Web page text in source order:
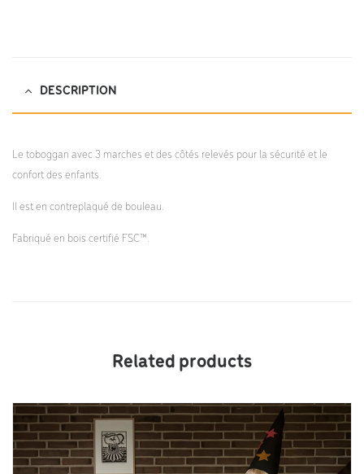
DESCRIPTION
Le toboggan avec 3 marches et des côtés relevés pour la sécurité et le
confort des enfants.
Il est en contreplaqué de bouleau.
Fabriqué en bois certifié FSC™.
Related products